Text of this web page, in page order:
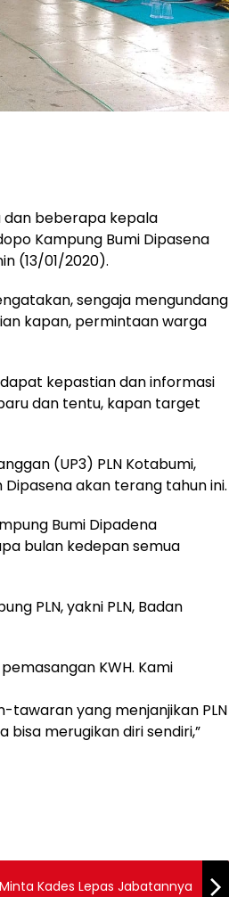
dan beberapa kepala
Kampung Bumi Dipasena
(13/01/2020).
sengaja mengundang
kapan, permintaan warga
kepastian dan informasi
dan tentu, kapan target
(UP3) PLN Kotabumi,
akan terang tahun ini.
Bumi Dipadena
bulan kedepan semua
PLN, yakni PLN, Badan
KWH. Kami
yang menjanjikan PLN
merugikan diri sendiri,”
Kades Lepas Jabatannya